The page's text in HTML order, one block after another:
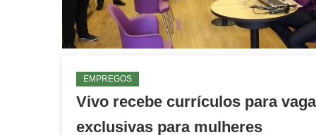
EMPREGOS
Vivo recebe currículos para
exclusivas para mulheres